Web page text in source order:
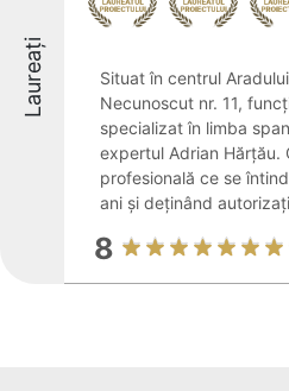
Laureați
Situat în centrul
Necunoscut nr. 11,
specializat în limba
expertul Adrian Hărțău.
profesională ce se
ani și deținând
8